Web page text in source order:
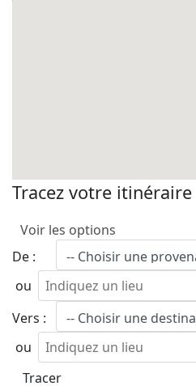
Tracez votre itinéraire
Voir les options
De :
ou
Vers :
ou